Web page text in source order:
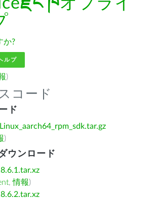
རྫོང་ཁオフライ
か?
ルプ
)
コード
ド
)
ウンロード
,情報)